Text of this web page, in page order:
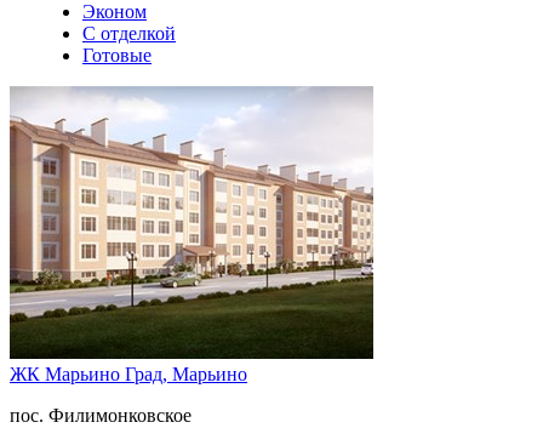
Эконом
С отделкой
Готовые
ЖК Марьино Град, Марьино
пос. Филимонковское